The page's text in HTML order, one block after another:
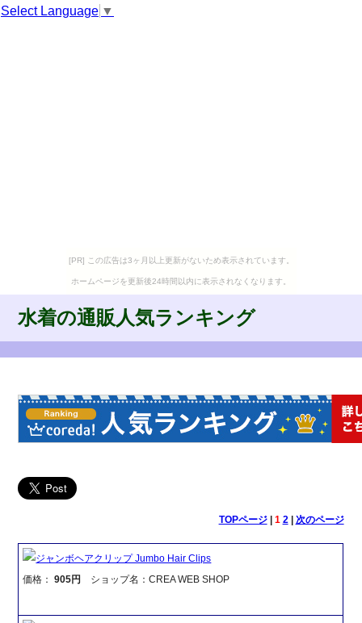
Select Language ▼
[PR] この広告は3ヶ月以上更新がないため表示されています。
ホームページを更新後24時間以内に表示されなくなります。
水着の通販人気ランキング
TOPページ| 1 2| 次のページ
ジャンボヘアクリップ Jumbo Hair Clips
価格：905円 ショップ名：CREA WEB SHOP